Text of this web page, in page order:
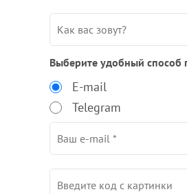
Выберите удобный способ
E-mail
Telegram